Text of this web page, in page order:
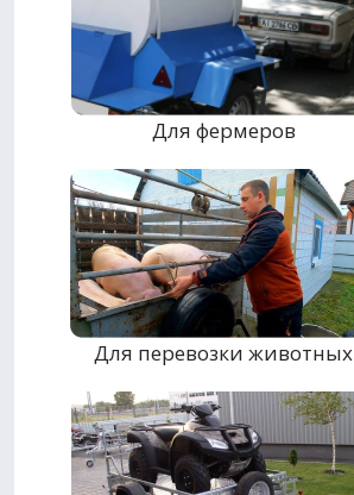
Для фермеров
Для перевозки животных